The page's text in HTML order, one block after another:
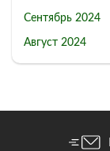
Сентябрь 2024
Август 2024